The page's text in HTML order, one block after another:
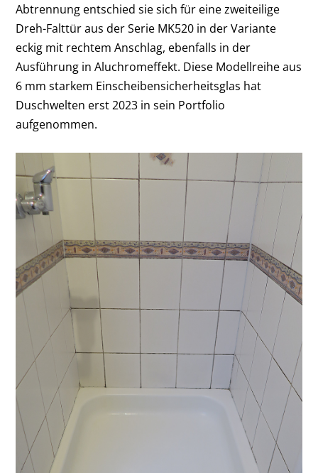
Abtrennung entschied sie sich für eine zweiteilige
Dreh-Falttür aus der Serie MK520 in der Variante
eckig mit rechtem Anschlag, ebenfalls in der
Ausführung in Aluchromeffekt. Diese Modellreihe aus
6 mm starkem Einscheibensicherheitsglas hat
Duschwelten erst 2023 in sein Portfolio
aufgenommen.